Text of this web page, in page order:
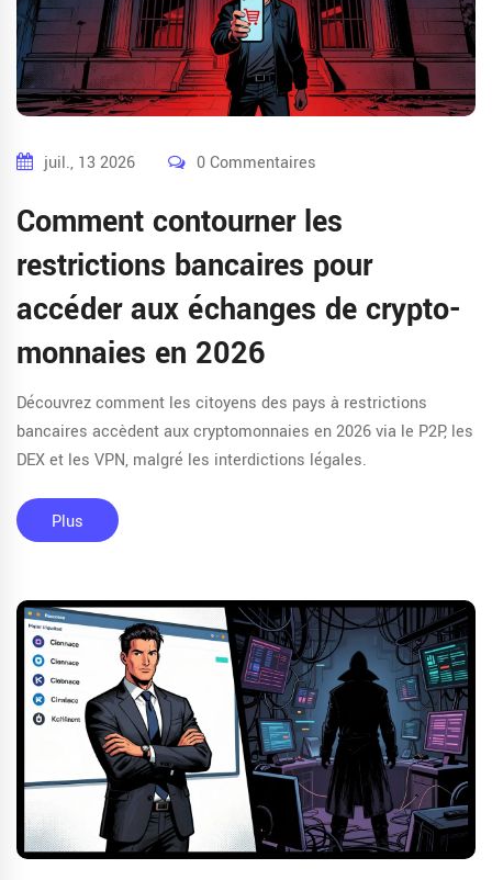
juil., 13 2026 0 Commentaires
Comment contourner les
restrictions bancaires pour
accéder aux échanges de crypto-
monnaies en 2026
Découvrez comment les citoyens des pays à restrictions
bancaires accèdent aux cryptomonnaies en 2026 via le P2P, les
DEX et les VPN, malgré les interdictions légales.
Plus